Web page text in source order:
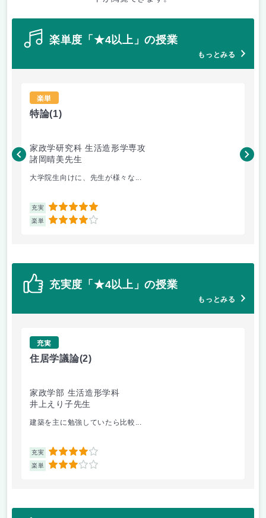
楽単度「★4以上」の授業
もっとみる
楽単
特論(1)
家政学研究科 生活造形学専攻
諸岡晴美先生
大学院生向けに、先生が様々な...
充実 5
楽単 4
前
充実度「★4以上」の授業
もっとみる
充実
住居学議論(2)
家政学部 生活造形学科
井上えり子先生
建築を主に勉強していたら比較...
充実 4
楽単 3